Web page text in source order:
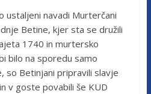
ustaljeni navadi Murterčani
Betine, kjer sta se družili
1740 in murtersko
bilo na sporedu samo
so Betinjani pripravili slavje
v goste povabili še KUD